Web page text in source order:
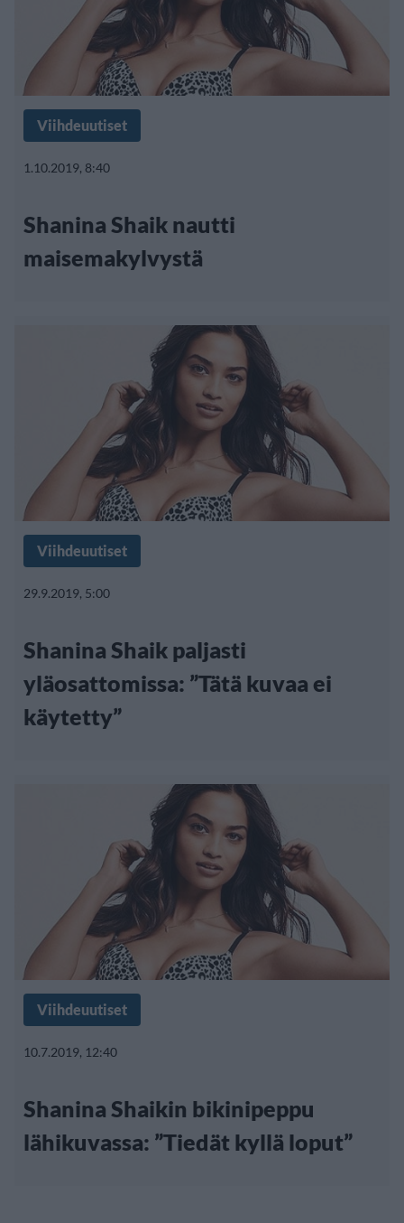
Viihdeuutiset
1.10.2019, 8:40
Shanina Shaik nautti
maisemakylvystä
Viihdeuutiset
29.9.2019, 5:00
Shanina Shaik paljasti
yläosattomissa: ”Tätä kuvaa ei
käytetty”
Viihdeuutiset
10.7.2019, 12:40
Shanina Shaikin bikinipeppu
lähikuvassa: ”Tiedät kyllä loput”